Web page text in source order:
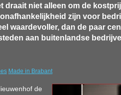
draait niet alleen om de
zijn voor
waardevoller, dan de paar
aan buitenlandse
Made in Brabant
de